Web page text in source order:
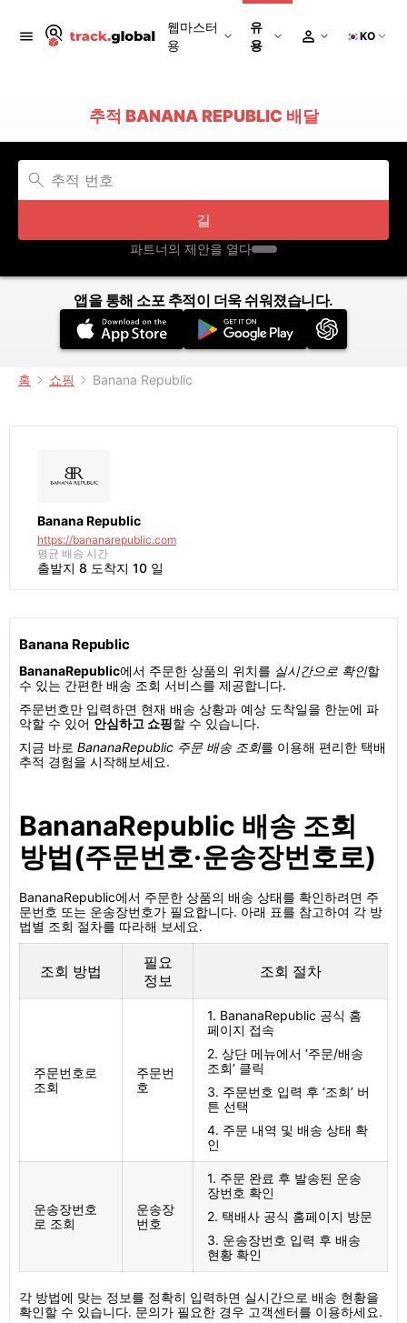
웹마스터
용
유
용
KO
추적 BANANA REPUBLIC 배달
길
파트너의 제안을 열다
앱을 통해 소포 추적이 더욱 쉬워졌습니다.
홈 쇼핑 Banana Republic
Banana Republic
https://bananarepublic.com
평균 배송 시간
출발지 8 도착지 10 일
Banana Republic
BananaRepublic에서 주문한 상품의 위치를 실시간으로 확인할
수 있는 간편한 배송 조회 서비스를 제공합니다.
주문번호만 입력하면 현재 배송 상황과 예상 도착일을 한눈에 파
악할 수 있어 안심하고 쇼핑할 수 있습니다.
지금 바로 BananaRepublic 주문 배송 조회를 이용해 편리한 택배
추적 경험을 시작해보세요.
BananaRepublic 배송 조회
방법(주문번호·운송장번호로)
BananaRepublic에서 주문한 상품의 배송 상태를 확인하려면 주
문번호 또는 운송장번호가 필요합니다. 아래 표를 참고하여 각 방
법별 조회 절차를 따라해 보세요.
조회 방법
필요
정보
조회 절차
주문번호로
조회
주문번
호
1. BananaRepublic 공식 홈
페이지 접속
2. 상단 메뉴에서 ‘주문/배송
조회’ 클릭
3. 주문번호 입력 후 ‘조회’ 버
튼 선택
4. 주문 내역 및 배송 상태 확
인
운송장번호
로 조회
운송장
번호
1. 주문 완료 후 발송된 운송
장번호 확인
2. 택배사 공식 홈페이지 방문
3. 운송장번호 입력 후 배송
현황 확인
각 방법에 맞는 정보를 정확히 입력하면 실시간으로 배송 현황을
확인할 수 있습니다. 문의가 필요한 경우 고객센터를 이용하세요.